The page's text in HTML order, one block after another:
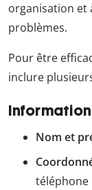
organisation et
problèmes.
Pour être
inclure
Nom et
téléphone